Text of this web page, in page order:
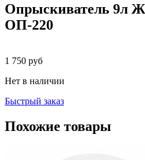
Опрыскиватель
ОП-220
1 750 руб
Нет в наличии
Быстрый заказ
Похожие товары